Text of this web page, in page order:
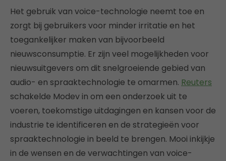
Het gebruik van voice-technologie neemt toe en
zorgt bij gebruikers voor minder irritatie en het
toegankelijker maken van bijvoorbeeld
nieuwsconsumptie. Er zijn veel mogelijkheden voor
nieuwsuitgevers om dit snelgroeiende gebied van
audio- en spraaktechnologie te omarmen. Reuters
schakelde Modev in om een ​​onderzoek uit te
voeren, toekomstige uitdagingen en kansen voor de
industrie te identificeren en de strategieën voor
spraaktechnologie in beeld te brengen. Mooi inkijkje
in de wensen en de verwachtingen van voice-